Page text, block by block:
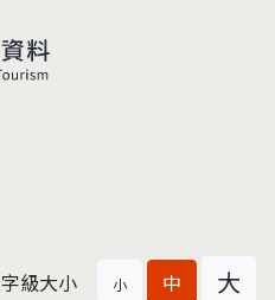
字級大小 小 中 大